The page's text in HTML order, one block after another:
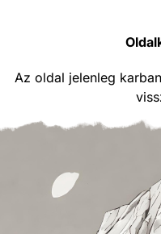
Az oldal jelenleg